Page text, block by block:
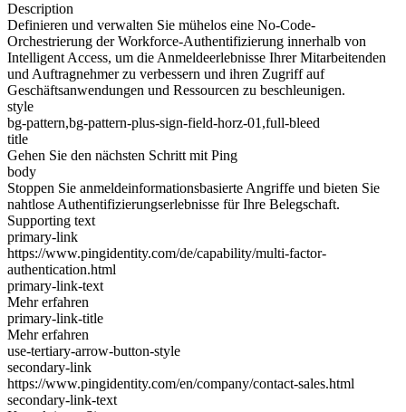
Description
Definieren und verwalten Sie mühelos eine No-Code-
Orchestrierung der Workforce-Authentifizierung innerhalb von
Intelligent Access, um die Anmeldeerlebnisse Ihrer Mitarbeitenden
und Auftragnehmer zu verbessern und ihren Zugriff auf
Geschäftsanwendungen und Ressourcen zu beschleunigen.
style
bg-pattern,bg-pattern-plus-sign-field-horz-01,full-bleed
title
Gehen Sie den nächsten Schritt mit Ping
body
Stoppen Sie anmeldeinformationsbasierte Angriffe und bieten Sie
nahtlose Authentifizierungserlebnisse für Ihre Belegschaft.
Supporting text
primary-link
https://www.pingidentity.com/de/capability/multi-factor-
authentication.html
primary-link-text
Mehr erfahren
primary-link-title
Mehr erfahren
use-tertiary-arrow-button-style
secondary-link
https://www.pingidentity.com/en/company/contact-sales.html
secondary-link-text